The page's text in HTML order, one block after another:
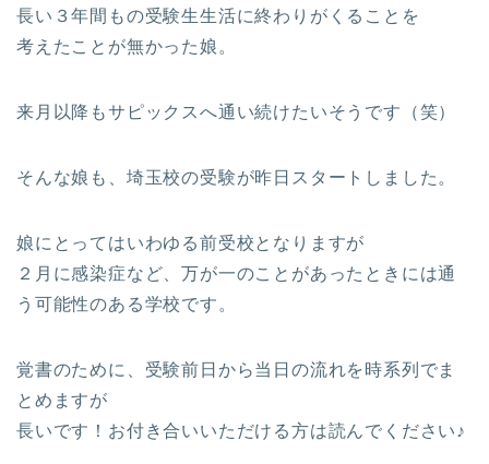
長い３年間もの受験生生活に終わりがくることを
考えたことが無かった娘。
来月以降もサピックスへ通い続けたいそうです（笑）
そんな娘も、埼玉校の受験が昨日スタートしました。
娘にとってはいわゆる前受校となりますが
２月に感染症など、万が一のことがあったときには通
う可能性のある学校です。
覚書のために、受験前日から当日の流れを時系列でま
とめますが
長いです！お付き合いいただける方は読んでください♪